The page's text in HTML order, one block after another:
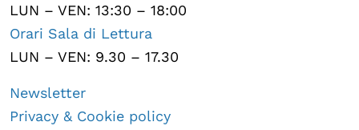
LUN – VEN: 13:30 – 18:00
Orari Sala di Lettura
LUN – VEN: 9.30 – 17.30
Newsletter
Privacy & Cookie policy